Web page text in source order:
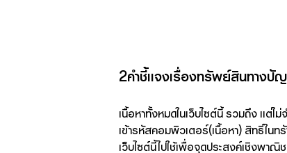
2คำชี้แจงเรื่องทรัพย์สินทางปั
เนื้อหาทั้งหมดในเว็บไซต์นี้ รวมถึง แต่ไ
เข้ารหัสคอมพิวเตอร์(เนื้อหา) สิทธิ์ใน
เว็บไซต์นี้ไปใช้เพื่อจุดประสงค์เชิงพาณิ